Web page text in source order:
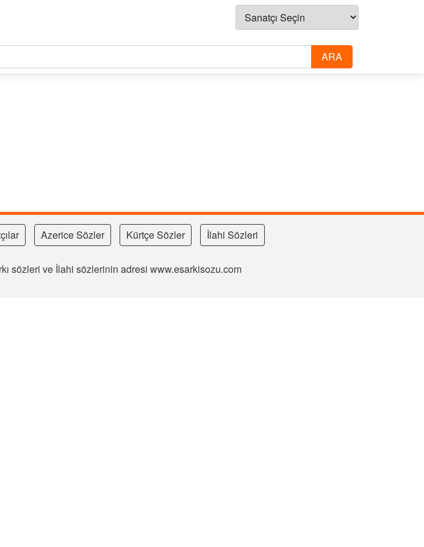
Azerice Sözler Kürtçe Sözler İlahi Sözleri
sözleri ve İlahi sözlerinin adresi www.esarkisozu.com